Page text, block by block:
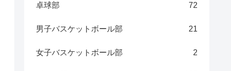
卓球部 72
男子バスケットボール部 21
女子バスケットボール部 2